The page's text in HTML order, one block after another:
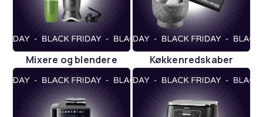
Mixere og blendere Køkkenredskaber